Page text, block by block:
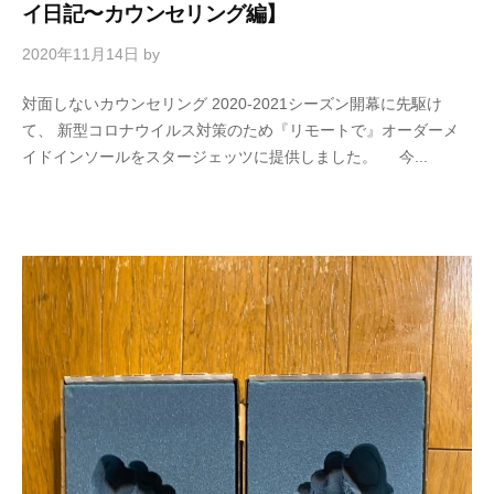
イ日記〜カウンセリング編】
2020年11月14日 by
対面しないカウンセリング 2020-2021シーズン開幕に先駆け
て、 新型コロナウイルス対策のため『リモートで』オーダーメ
イドインソールをスタージェッツに提供しました。 今...